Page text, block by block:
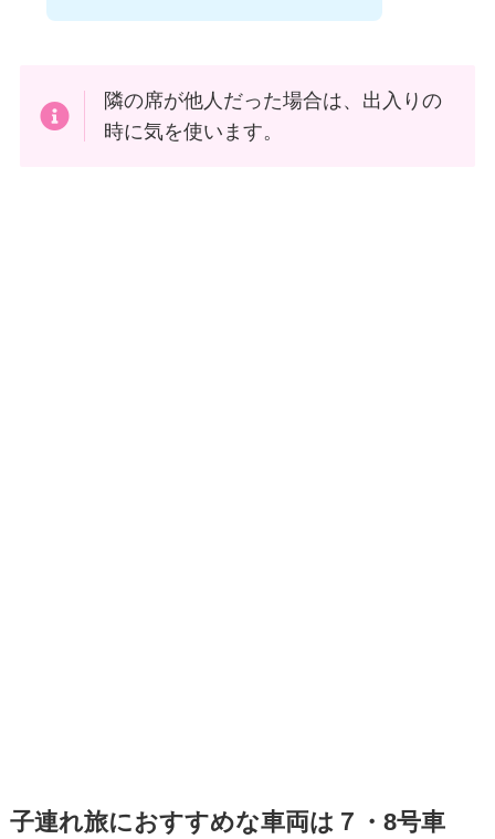
隣の席が他人だった場合は、出入りの
時に気を使います。
子連れ旅におすすめな車両は７・8号車